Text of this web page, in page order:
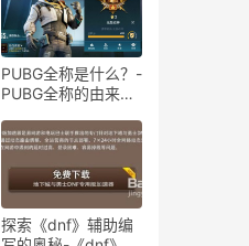
PUBG全称是什么？-
PUBG全称的由来与
探索《dnf》辅助编